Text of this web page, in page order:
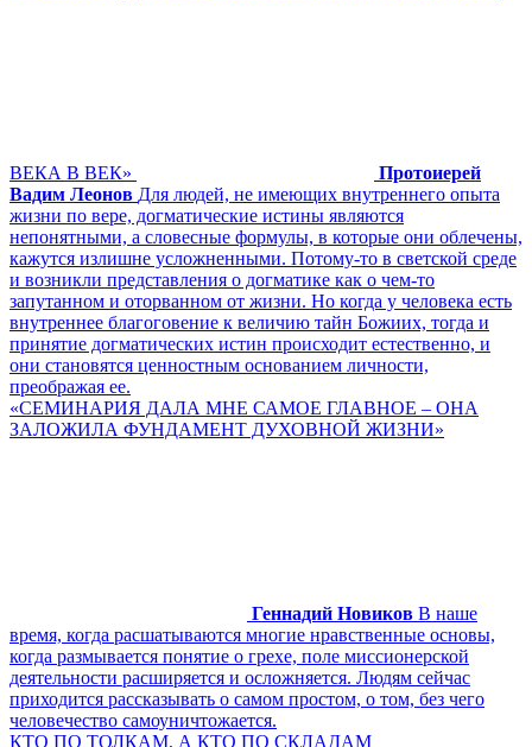
ВЕКА В ВЕК»
Протоиерей
Вадим Леонов Для людей, не имеющих внутреннего опыта
жизни по вере, догматические истины являются
непонятными, а словесные формулы, в которые они облечены,
кажутся излишне усложненными. Потому-то в светской среде
и возникли представления о догматике как о чем-то
запутанном и оторванном от жизни. Но когда у человека есть
внутреннее благоговение к величию тайн Божиих, тогда и
принятие догматических истин происходит естественно, и
они становятся ценностным основанием личности,
преображая ее.
«СЕМИНАРИЯ ДАЛА МНЕ САМОЕ ГЛАВНОЕ – ОНА
ЗАЛОЖИЛА ФУНДАМЕНТ ДУХОВНОЙ ЖИЗНИ»
Геннадий Новиков В наше
время, когда расшатываются многие нравственные основы,
когда размывается понятие о грехе, поле миссионерской
деятельности расширяется и осложняется. Людям сейчас
приходится рассказывать о самом простом, о том, без чего
человечество самоуничтожается.
КТО ПО ТОЛКАМ, А КТО ПО СКЛАДАМ